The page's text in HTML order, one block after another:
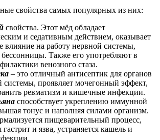
свойства самых популярных из них:
свойства. Этот мёд обладает
и седативным действием, оказывает
влияние на работу нервной системы,
бессонницы. Также его употребляют в
венозного стаза.
– это отличный антисептик для органов
системы, проявляет мочегонный эффект,
ревматизм и кишечные инфекции.
способствует укреплению иммунной
тонус и наполняя силами организм.
пищеварительный процесс,
гастрит и язва, устраняется кашель и